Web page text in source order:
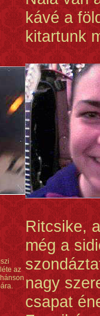
kávé a
kitartunk
az
Ritcsike,
még a
nagy
csapat